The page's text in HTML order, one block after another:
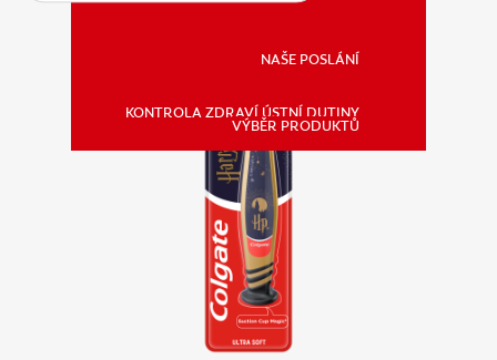
KONTROLA ZDRAVÍ ÚSTNÍ DUTINY
NAŠE POSLÁNÍ
KONTROLA ZDRAVÍ ÚSTNÍ DUTINY
VÝBĚR PRODUKTŮ